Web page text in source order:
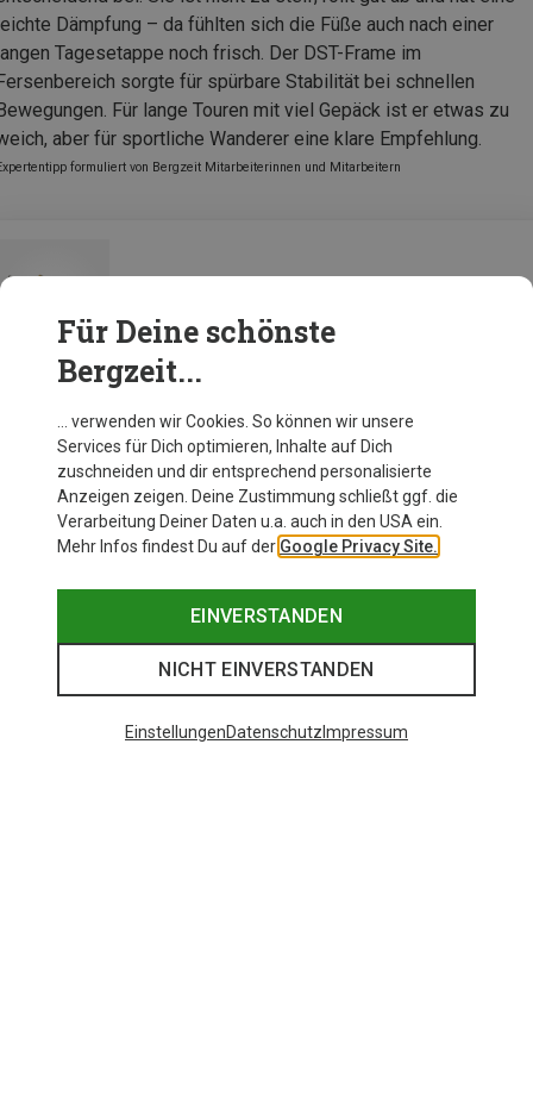
Dämpfung – da fühlten sich die Füße auch nach einer
Tagesetappe noch frisch. Der DST-Frame im
sorgte für spürbare Stabilität bei schnellen
Für lange Touren mit viel Gepäck ist er etwas zu
aber für sportliche Wanderer eine klare Empfehlung.
formuliert von Bergzeit Mitarbeiterinnen und Mitarbeitern
Zur Produktseite
Für Deine schönste
Bergzeit...
… verwenden wir Cookies. So können wir unsere
Services für Dich optimieren, Inhalte auf Dich
zuschneiden und dir entsprechend personalisierte
Anzeigen zeigen. Deine Zustimmung schließt ggf. die
Verarbeitung Deiner Daten u.a. auch in den USA ein.
Mehr Infos findest Du auf der Google Privacy Site.
EINVERSTANDEN
NICHT EINVERSTANDEN
EinstellungenDatenschutz Impressum